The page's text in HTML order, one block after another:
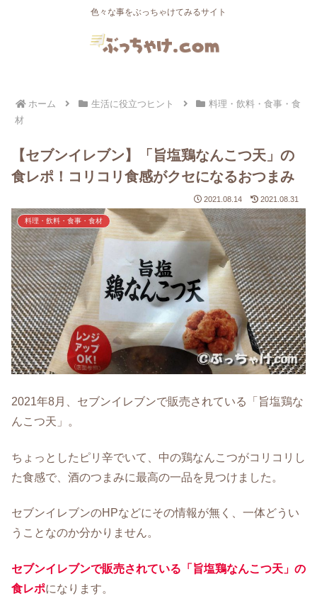
色々な事をぶっちゃけてみるサイト
ホーム 生活に役立つヒント
料理・飲料・食事・食
材
【セブンイレブン】「旨塩鶏なんこつ天」の
食レポ！コリコリ食感がクセになるおつまみ
2021.08.14 2021.08.31
料理・飲料・食事・食材
2021年8月、セブンイレブンで販売されている「旨塩鶏な
んこつ天」。
ちょっとしたピリ辛でいて、中の鶏なんこつがコリコリし
た食感で、酒のつまみに最高の一品を見つけました。
セブンイレブンのHPなどにその情報が無く、一体どうい
うことなのか分かりません。
セブンイレブンで販売されている「旨塩鶏なんこつ天」の
食レポになります。